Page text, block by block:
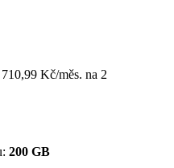
Kč/měs. na 2
200 GB